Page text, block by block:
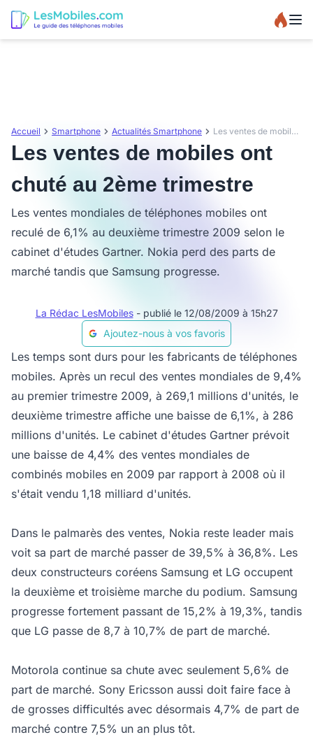
Accueil Smartphone Actualités Smartphone Les ventes de mobiles ont chuté au 2ème trimestre
Les ventes de mobiles ont
chuté au 2ème trimestre
Les ventes mondiales de téléphones mobiles ont
reculé de 6,1% au deuxième trimestre 2009 selon le
cabinet d'études Gartner. Nokia perd des parts de
marché tandis que Samsung progresse.
La Rédac LesMobiles - publié le 12/08/2009 à 15h27
Ajoutez-nous à vos favoris
Les temps sont durs pour les fabricants de téléphones
mobiles. Après un recul des ventes mondiales de 9,4%
au premier trimestre 2009, à 269,1 millions d'unités, le
deuxième trimestre affiche une baisse de 6,1%, à 286
millions d'unités. Le cabinet d'études Gartner prévoit
une baisse de 4,4% des ventes mondiales de
combinés mobiles en 2009 par rapport à 2008 où il
s'était vendu 1,18 milliard d'unités.
Dans le palmarès des ventes, Nokia reste leader mais
voit sa part de marché passer de 39,5% à 36,8%. Les
deux constructeurs coréens Samsung et LG occupent
la deuxième et troisième marche du podium. Samsung
progresse fortement passant de 15,2% à 19,3%, tandis
que LG passe de 8,7 à 10,7% de part de marché.
Motorola continue sa chute avec seulement 5,6% de
part de marché. Sony Ericsson aussi doit faire face à
de grosses difficultés avec désormais 4,7% de part de
marché contre 7,5% un an plus tôt.